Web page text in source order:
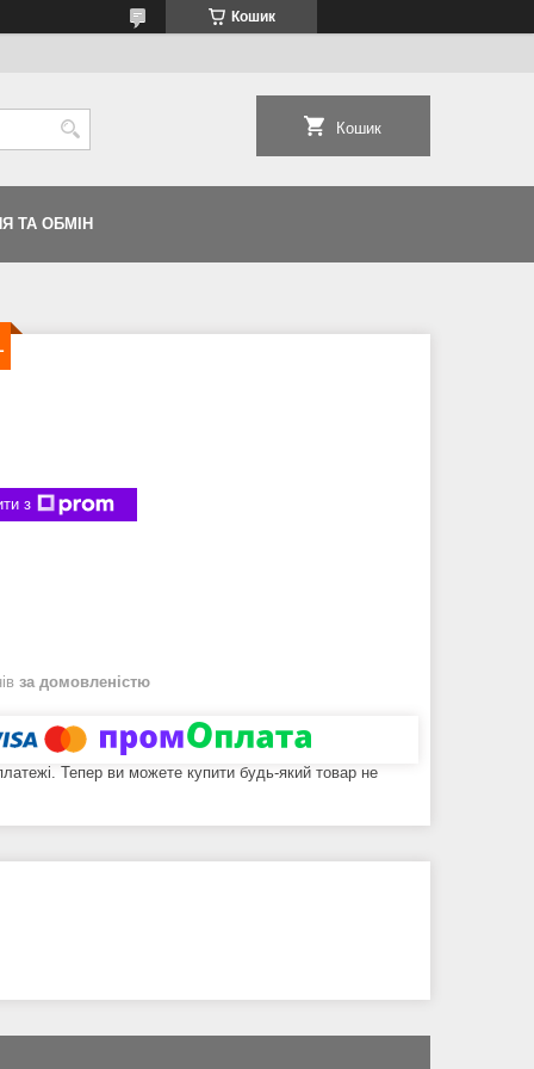
Кошик
Кошик
ТА ОБМІН
з
за домовленістю
Тепер ви можете купити будь-який товар не